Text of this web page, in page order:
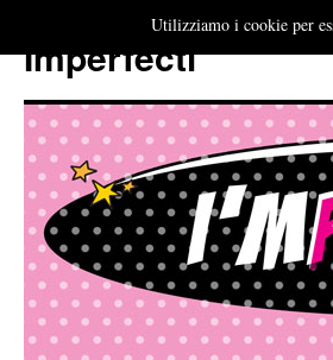
Imperfecti
Utilizziamo i cookie per